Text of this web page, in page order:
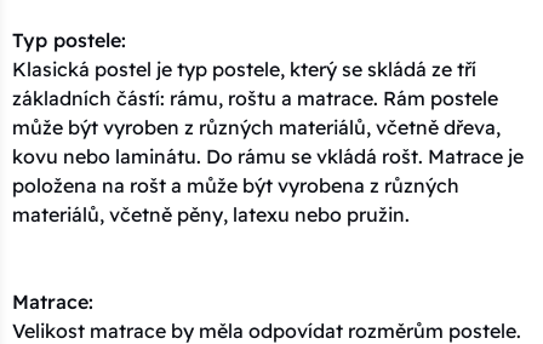
Typ postele:
Klasická postel je typ postele, který se skládá ze tří
základních částí: rámu, roštu a matrace. Rám postele
může být vyroben z různých materiálů, včetně dřeva,
kovu nebo laminátu. Do rámu se vkládá rošt. Matrace je
položena na rošt a může být vyrobena z různých
materiálů, včetně pěny, latexu nebo pružin.
Matrace:
Velikost matrace by měla odpovídat rozměrům postele.